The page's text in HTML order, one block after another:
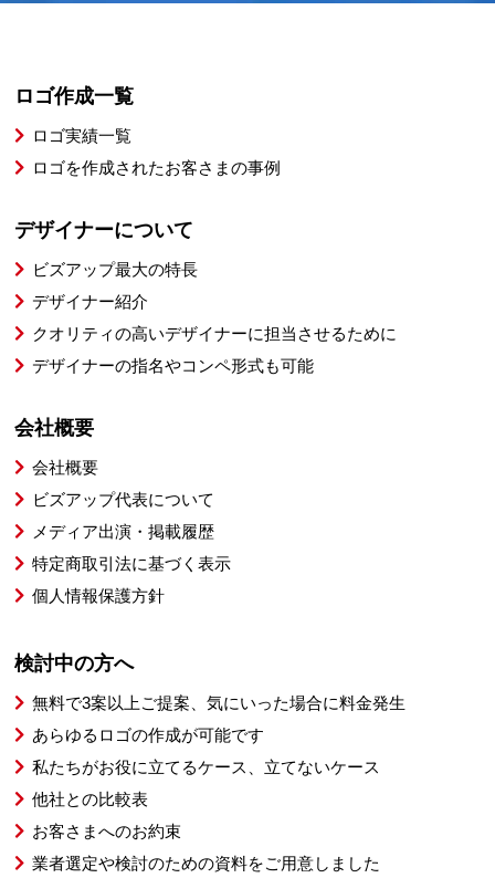
ロゴ作成一覧
ロゴ実績一覧
ロゴを作成されたお客さまの事例
デザイナーについて
ビズアップ最大の特長
デザイナー紹介
クオリティの高いデザイナーに担当させるために
デザイナーの指名やコンペ形式も可能
会社概要
会社概要
ビズアップ代表について
メディア出演・掲載履歴
特定商取引法に基づく表示
個人情報保護方針
検討中の方へ
無料で3案以上ご提案、気にいった場合に料金発生
あらゆるロゴの作成が可能です
私たちがお役に立てるケース、立てないケース
他社との比較表
お客さまへのお約束
業者選定や検討のための資料をご用意しました